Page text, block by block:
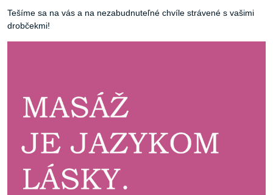
Tešíme sa na vás a na nezabudnuteľné chvíle strávené s vašimi
drobčekmi!